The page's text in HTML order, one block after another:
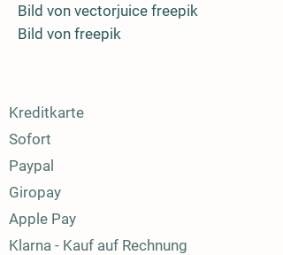
Bild von vectorjuice freepik
Bild von freepik
Kreditkarte
Sofort
Paypal
Giropay
Apple Pay
Klarna - Kauf auf Rechnung